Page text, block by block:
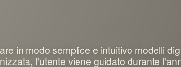
in modo semplice e intuitivo modelli
l'utente viene guidato durante